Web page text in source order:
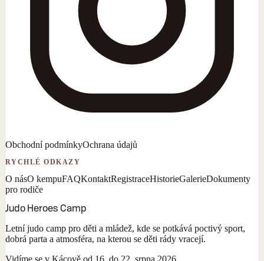
Obchodní podmínkyOchrana údajů
RYCHLÉ ODKAZY
O násO kempuFAQKontaktRegistraceHistorieGalerieDokumenty
pro rodiče
Judo Heroes Camp
Letní judo camp pro děti a mládež, kde se potkává poctivý sport,
dobrá parta a atmosféra, na kterou se děti rády vracejí.
Vidíme se v Kácově od 16. do 22. srpna 2026.